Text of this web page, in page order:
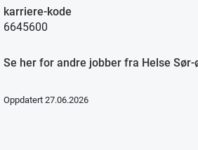
karriere-kode
6645600
Se her for andre jobber fra Helse Sør-
Oppdatert 27.06.2026